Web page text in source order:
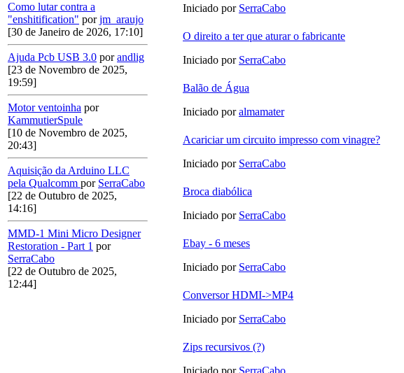
Como lutar contra a
"enshitification" porjm_araujo
[30 de Janeiro de 2026, 17:10]
Ajuda Pcb USB 3.0 porandlig
[23 de Novembro de 2025,
19:59]
Motor ventoinha por
KammutierSpule
[10 de Novembro de 2025,
20:43]
Aquisição da Arduino LLC
pela Qualcomm por SerraCabo
[22 de Outubro de 2025,
14:16]
MMD-1 Mini Micro Designer
Restoration - Part 1 por
SerraCabo
[22 de Outubro de 2025,
12:44]
Iniciado por SerraCabo
O direito a ter que aturar o fabricante
Iniciado por SerraCabo
Balão de Água
Iniciado poralmamater
Acariciar um circuito impresso com vinagre?
Iniciado por SerraCabo
Broca diabólica
Iniciado por SerraCabo
Ebay - 6 meses
Iniciado por SerraCabo
Conversor HDMI->MP4
Iniciado por SerraCabo
Zips recursivos (?)
Iniciado por SerraCabo